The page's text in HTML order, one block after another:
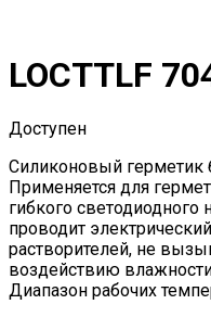
LOCTTLF
Доступен
Силиконовый герметик
Применяется для
гибкого светодиодного
проводит
растворителей, не
воздействию
Диапазон рабочих